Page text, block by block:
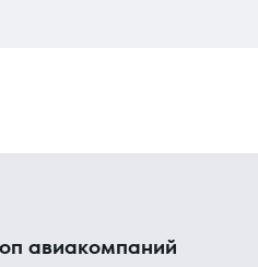
авиакомпаний